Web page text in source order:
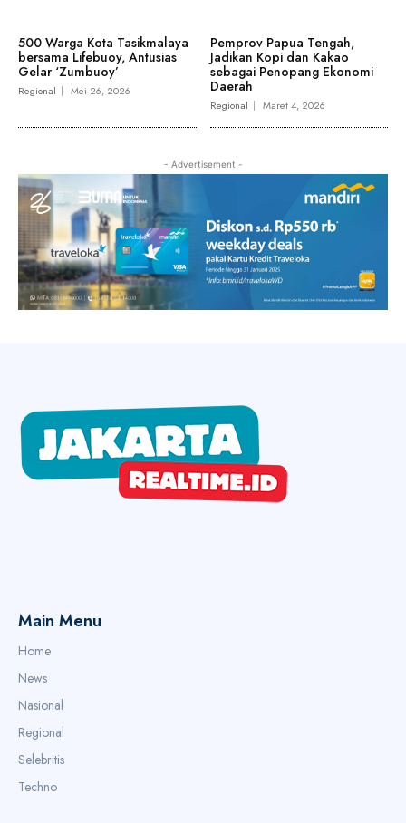
500 Warga Kota Tasikmalaya
bersama Lifebuoy, Antusias
Gelar ‘Zumbuoy’
Regional Mei 26, 2026
Pemprov Papua Tengah,
Jadikan Kopi dan Kakao
sebagai Penopang Ekonomi
Daerah
Regional Maret 4, 2026
- Advertisement -
Main Menu
Home
News
Nasional
Regional
Selebritis
Techno